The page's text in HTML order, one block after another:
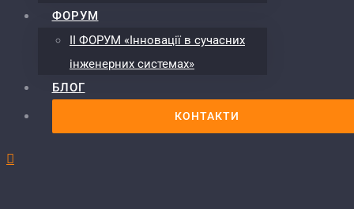
ФОРУМ
ІІ ФОРУМ «Інновації в сучасних
інженерних системах»
БЛОГ
КОНТАКТИ